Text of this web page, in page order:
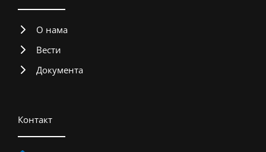
О нама
Вести
Документа
Контакт